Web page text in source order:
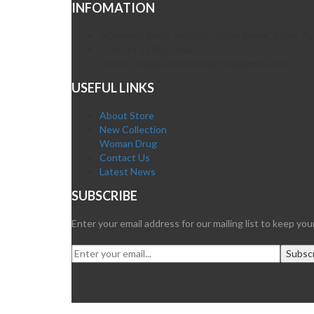
INFOMATION
USEFUL LINKS
About Store
New Collection
Woman Drug
Contact Us
Latest News
SUBSCRIBE
Enter your email address for our mailing list to keep